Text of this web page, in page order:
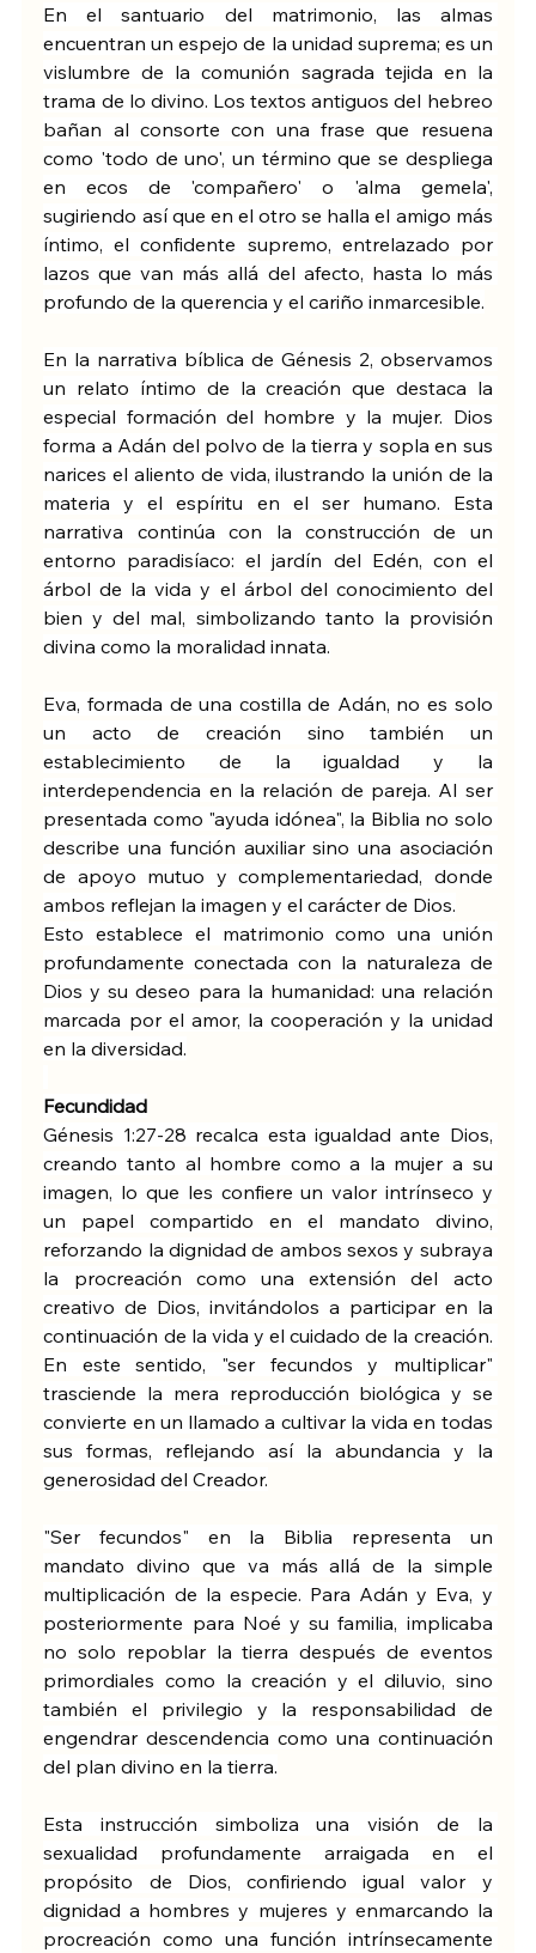
En el santuario del matrimonio, las almas
encuentran un espejo de la unidad suprema; es un
vislumbre de la comunión sagrada tejida en la
trama de lo divino. Los textos antiguos del hebreo
bañan al consorte con una frase que resuena
como 'todo de uno', un término que se despliega
en ecos de 'compañero' o 'alma gemela',
sugiriendo así que en el otro se halla el amigo más
íntimo, el confidente supremo, entrelazado por
lazos que van más allá del afecto, hasta lo más
profundo de la querencia y el cariño inmarcesible.
En la narrativa bíblica de Génesis 2, observamos
un relato íntimo de la creación que destaca la
especial formación del hombre y la mujer. Dios
forma a Adán del polvo de la tierra y sopla en sus
narices el aliento de vida, ilustrando la unión de la
materia y el espíritu en el ser humano. Esta
narrativa continúa con la construcción de un
entorno paradisíaco: el jardín del Edén, con el
árbol de la vida y el árbol del conocimiento del
bien y del mal, simbolizando tanto la provisión
divina como la moralidad innata.
Eva, formada de una costilla de Adán, no es solo
un acto de creación sino también un
establecimiento de la igualdad y la
interdependencia en la relación de pareja. Al ser
presentada como "ayuda idónea", la Biblia no solo
describe una función auxiliar sino una asociación
de apoyo mutuo y complementariedad, donde
ambos reflejan la imagen y el carácter de Dios.
Esto establece el matrimonio como una unión
profundamente conectada con la naturaleza de
Dios y su deseo para la humanidad: una relación
marcada por el amor, la cooperación y la unidad
en la diversidad.
Fecundidad
Génesis 1:27-28 recalca esta igualdad ante Dios,
creando tanto al hombre como a la mujer a su
imagen, lo que les confiere un valor intrínseco y
un papel compartido en el mandato divino,
reforzando la dignidad de ambos sexos y subraya
la procreación como una extensión del acto
creativo de Dios, invitándolos a participar en la
continuación de la vida y el cuidado de la creación.
En este sentido, "ser fecundos y multiplicar"
trasciende la mera reproducción biológica y se
convierte en un llamado a cultivar la vida en todas
sus formas, reflejando así la abundancia y la
generosidad del Creador.
"Ser fecundos" en la Biblia representa un
mandato divino que va más allá de la simple
multiplicación de la especie. Para Adán y Eva, y
posteriormente para Noé y su familia, implicaba
no solo repoblar la tierra después de eventos
primordiales como la creación y el diluvio, sino
también el privilegio y la responsabilidad de
engendrar descendencia como una continuación
del plan divino en la tierra.
Esta instrucción simboliza una visión de la
sexualidad profundamente arraigada en el
propósito de Dios, confiriendo igual valor y
dignidad a hombres y mujeres y enmarcando la
procreación como una función intrínsecamente